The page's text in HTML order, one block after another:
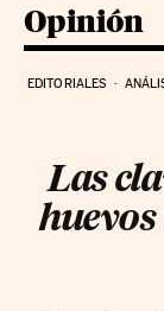
Opinión
EDITORIALES
Las
huevos